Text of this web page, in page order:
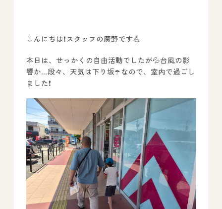
事業所のご案内
－ オールピース宗像事業所
－ オールピース福津事業所
－ オールピース春日事業所
－ オールピース遠賀事業所
－ オールピース東郷事業所
－ オールピース鳥栖事業所
スタッフブログ
－ 宗像事業所のブログ
こんにちは❗スタッフの廣野です💪
本日は、せっかくの自由活動でしたが💦台風の影
響か…段々、天気は下り坂☂️なので、室内で過ごし
ました❗